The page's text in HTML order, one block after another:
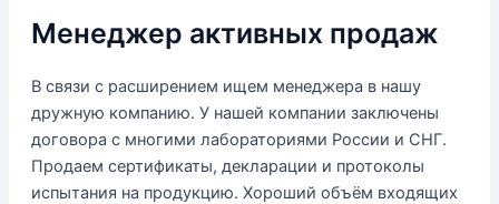
Менеджер активных продаж
В связи с расширением ищем менеджера в нашу
дружную компанию. У нашей компании заключены
договора с многими лабораториями России и СНГ.
Продаем сертификаты, декларации и протоколы
испытания на продукцию. Хороший объём входящих